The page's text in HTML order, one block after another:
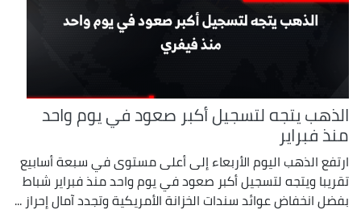
الذهب يتجه لتسجيل أكبر صعود في يوم واحد
منذ فبراير
ارتفع الذهب اليوم الأربعاء إلى أعلى مستوى في سبعة أسابيع
تقريبا ويتجه لتسجيل أكبر ​صعود في يوم واحد منذ فبراير شباط
بفضل انخفاض ‌عوائد سندات الخزانة الأمريكية وتجدد آمال إحراز ...